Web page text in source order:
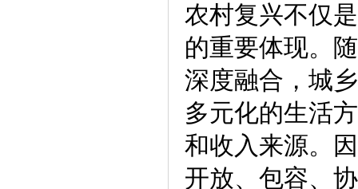
农村复兴不仅
的重要体现。
深度融合，城
多元化的生活
和收入来源。
开放、包容、